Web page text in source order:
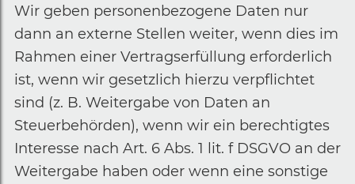
Wir geben personenbezogene Daten nur
dann an externe Stellen weiter, wenn dies im
Rahmen einer Vertragserfüllung erforderlich
ist, wenn wir gesetzlich hierzu verpflichtet
sind (z. B. Weitergabe von Daten an
Steuerbehörden), wenn wir ein berechtigtes
Interesse nach Art. 6 Abs. 1 lit. f DSGVO an der
Weitergabe haben oder wenn eine sonstige